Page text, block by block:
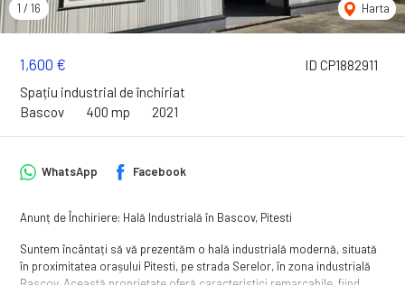
ID CP1882911
1,600 €
Spațiu industrial de închiriat
Bascov
400 mp 2021
1 / 16 Harta
WhatsApp Facebook
Anunț de Închiriere: Hală Industrială în Bascov, Pitesti
Suntem încântați să vă prezentăm o hală industrială modernă, situată
în proximitatea orașului Pitesti, pe strada Serelor, în zona industrială